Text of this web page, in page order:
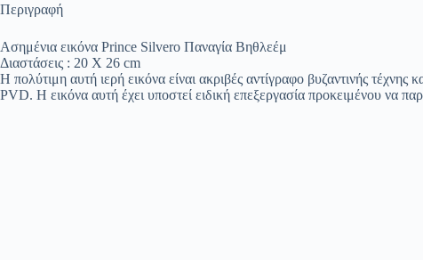
Περιγραφή
Ασημένια εικόνα Prince Silvero Παναγία Βηθλεέμ
Διαστάσεις : 20 Χ 26 cm
Η πολύτιμη αυτή ιερή εικόνα είναι ακριβές αντίγραφο βυζαντινής
PVD. Η εικόνα αυτή έχει υποστεί ειδική επεξεργασία προκειμένου να